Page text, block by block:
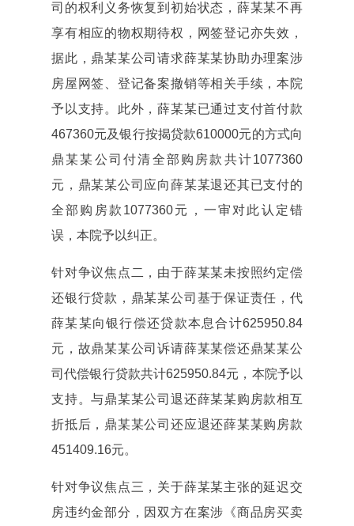
司的权利义务恢复到初始状态，薛某某不再
享有相应的物权期待权，网签登记亦失效，
据此，鼎某某公司请求薛某某协助办理案涉
房屋网签、登记备案撤销等相关手续，本院
予以支持。此外，薛某某已通过支付首付款
467360元及银行按揭贷款610000元的方式向
鼎某某公司付清全部购房款共计1077360
元，鼎某某公司应向薛某某退还其已支付的
全部购房款1077360元，一审对此认定错
误，本院予以纠正。
针对争议焦点二，由于薛某某未按照约定偿
还银行贷款，鼎某某公司基于保证责任，代
薛某某向银行偿还贷款本息合计625950.84
元，故鼎某某公司诉请薛某某偿还鼎某某公
司代偿银行贷款共计625950.84元，本院予以
支持。与鼎某某公司退还薛某某购房款相互
折抵后，鼎某某公司还应退还薛某某购房款
451409.16元。
针对争议焦点三，关于薛某某主张的延迟交
房违约金部分，因双方在案涉《商品房买卖